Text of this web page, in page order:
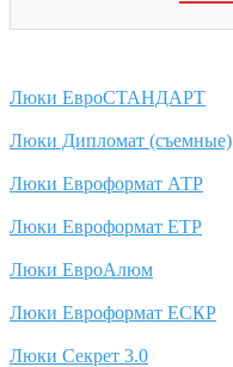
Люки ЕвроСТАНДАРТ
Люки Дипломат (съемные)
Люки Евроформат АТР
Люки Евроформат ЕТР
Люки ЕвроАлюм
Люки Евроформат ЕСКР
Люки Секрет 3.0